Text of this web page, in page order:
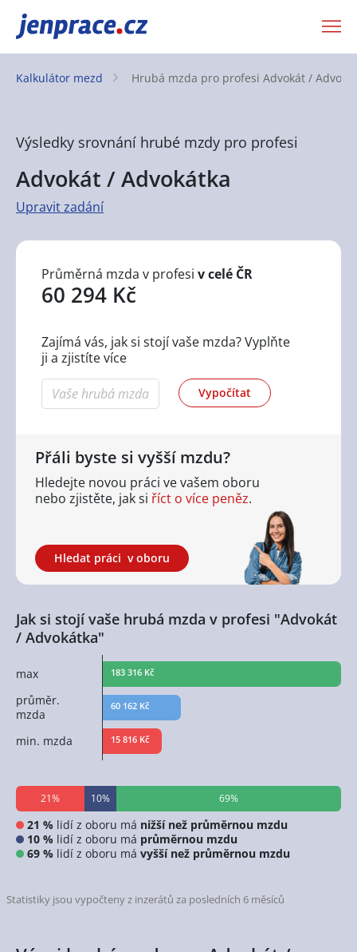
JenPráce.cz
Kalkulátor mezd Hrubá mzda pro profesi Advokát /
Výsledky srovnání hrubé mzdy pro profesi
Advokát / Advokátka
Upravit zadání
Průměrná mzda v profesi v celé ČR
60 294 Kč
Zajímá vás, jak si stojí vaše mzda? Vyplňte
ji a zjistíte více
Vypočítat
Přáli byste si vyšší mzdu?
Hledejte novou práci ve vašem oboru
nebo zjistěte, jak si říct o více peněz.
Hledat práci v oboru
Jak si stojí vaše hrubá mzda v profesi "Advokát
/ Advokátka"
max 183 316 Kč
průměr.
mzda
60 162 Kč
min. mzda 15 816 Kč
21% 10% 69%
21 % lidí z oboru má nižší než průměrnou mzdu
10 % lidí z oboru má průměrnou mzdu
69 % lidí z oboru má vyšší než průměrnou mzdu
Statistiky jsou vypočteny z inzerátů za posledních 6 měsíců